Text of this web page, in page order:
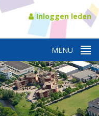
Inloggen leden